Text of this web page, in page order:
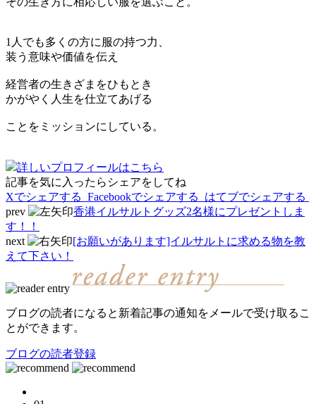
1人でも多くの方に服の持つ力、
装う意味や価値を伝え
経営者の生きざまをひもとき
かがやく人生を仕立てあげる
ことをミッションにしている。
詳しいプロフィールはこちら
記事を気に入ったらシェアをしてね
Xでシェアする Facebookでシェアする
はてブでシェアする
prev
香港イルサルトグッズ2名様にプレゼントしま
す！！
next
[お願いがあります]イルサルトに求める物を教
えて下さい！
ブログの読者になると新着記事の通知をメールで受け取るこ
とができます。
ブログの読者登録